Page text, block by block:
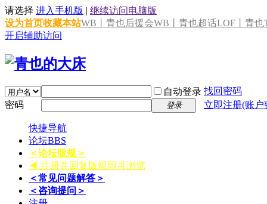
请选择 进入手机版 | 继续访问电脑版
设为首页收藏本站WB丨青也后援会WB丨青也超话LOF丨青也
开启辅助访问
自动登录 找回密码
密码
登录 立即注册(账
快捷导航
论坛BBS
＜论坛版规＞
◀ 注册并回复版规即可浏览
＜常见问题解答＞
＜咨询提问＞